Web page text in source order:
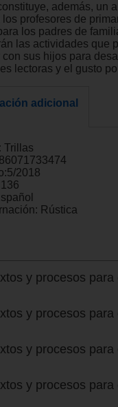
además, un
los profesores de
los padres de
las actividades que
con sus hijos para
lectoras y el gusto
adicional
Trillas
5/2018
136
Rústica
y procesos
y procesos
y procesos
y procesos